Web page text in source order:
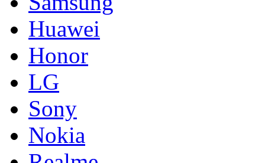
Huawei
Honor
LG
Sony
Nokia